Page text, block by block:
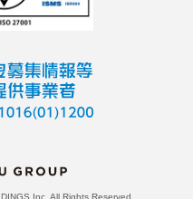
Inc. All Rights Reserved.